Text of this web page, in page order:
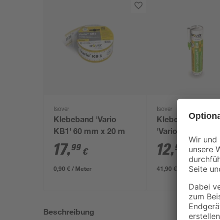
Isover
Klebeband 'Vario
KB1' 60 mm x 20 m
17,99 €
0,90 € / Meter
Isover
Klebe-
'Vario DoubleFit +'
310 ml
12,99 €
41,90 € / Liter
Beschreibung